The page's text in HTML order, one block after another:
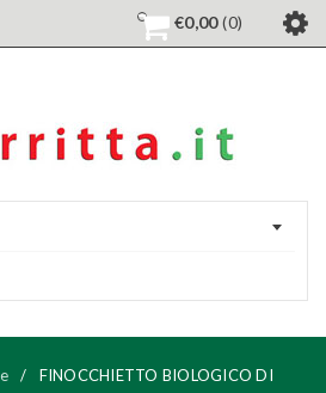
€0,00 0
/
FINOCCHIETTO BIOLOGICO DI